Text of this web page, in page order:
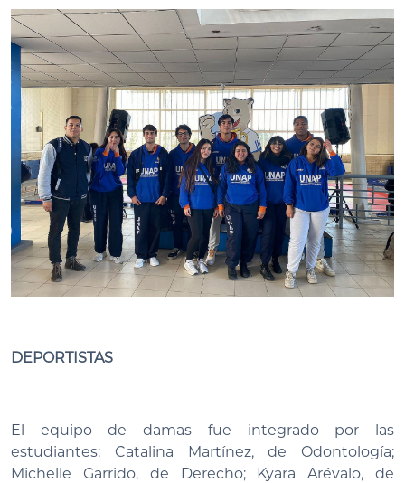
DEPORTISTAS
El equipo de damas fue integrado por las
estudiantes: Catalina Martínez, de Odontología;
Michelle Garrido, de Derecho; Kyara Arévalo, de